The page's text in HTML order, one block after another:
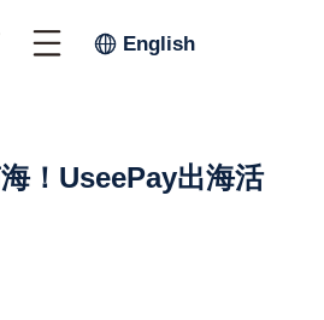
English
！UseePay出海活